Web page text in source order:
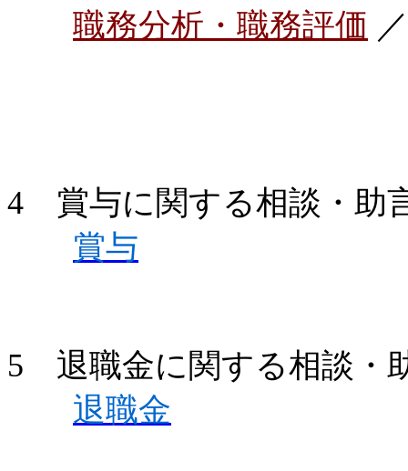
職務分析・職務評価
4 賞与に関する相談・助
賞与
5 退職金に関する相談・
退職金